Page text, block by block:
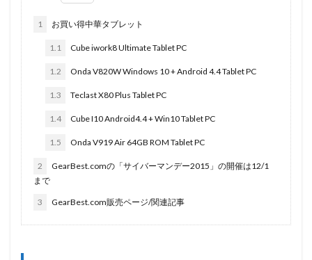
1 お買い得中華タブレット
1.1 Cube iwork8 Ultimate Tablet PC
1.2 Onda V820W Windows 10 + Android 4.4 Tablet PC
1.3 Teclast X80 Plus Tablet PC
1.4 Cube I10 Android4.4 + Win10 Tablet PC
1.5 Onda V919 Air 64GB ROM Tablet PC
2
GearBest.comの「サイバーマンデー2015」の開催は12/1
まで
3 GearBest.com販売ページ/関連記事